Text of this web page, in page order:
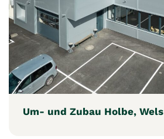
Um- und Zubau Holbe, Wels